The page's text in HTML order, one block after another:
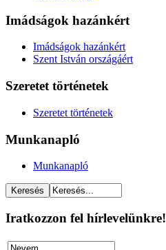
Imádságok hazánkért
Imádságok hazánkért
Szent István országáért
Szeretet történetek
Szeretet történetek
Munkanapló
Munkanapló
Iratkozzon fel hírlevelünkre!